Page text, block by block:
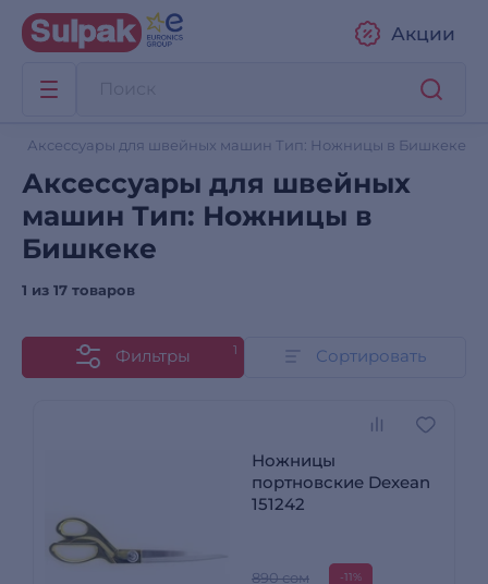
Акции
Аксессуары для швейных машин Тип: Ножницы в Бишкеке
Аксессуары для швейных
машин Тип: Ножницы в
Бишкеке
1 из 17 товаров
Фильтры 1 Сортировать
Ножницы
портновские Dexean
151242
890 сом -11%